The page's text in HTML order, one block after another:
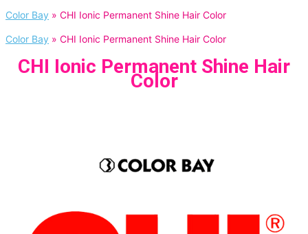
Color Bay » CHI Ionic Permanent Shine Hair Color
Color Bay » CHI Ionic Permanent Shine Hair Color
CHI Ionic Permanent Shine Hair
Color